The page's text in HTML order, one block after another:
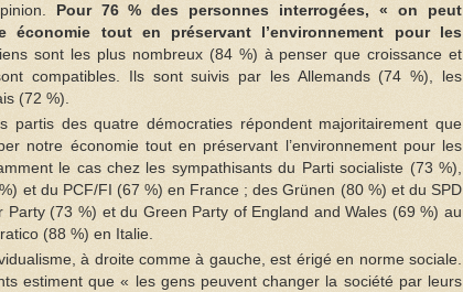
Pour 76 % des personnes interrogées, « on peut
économie tout en préservant l’environnement pour les
sont les plus nombreux (84 %) à penser que croissance et
compatibles. Ils sont suivis par les Allemands (74 %), les
(72 %).
partis des quatre démocraties répondent majoritairement que
notre économie tout en préservant l’environnement pour les
le cas chez les sympathisants du Parti socialiste (73 %),
et du PCF/FI (67 %) en France ; des Grünen (80 %) et du SPD
Party (73 %) et du Green Party of England and Wales (69 %) au
(88 %) en Italie.
à droite comme à gauche, est érigé en norme sociale.
estiment que « les gens peuvent changer la société par leurs